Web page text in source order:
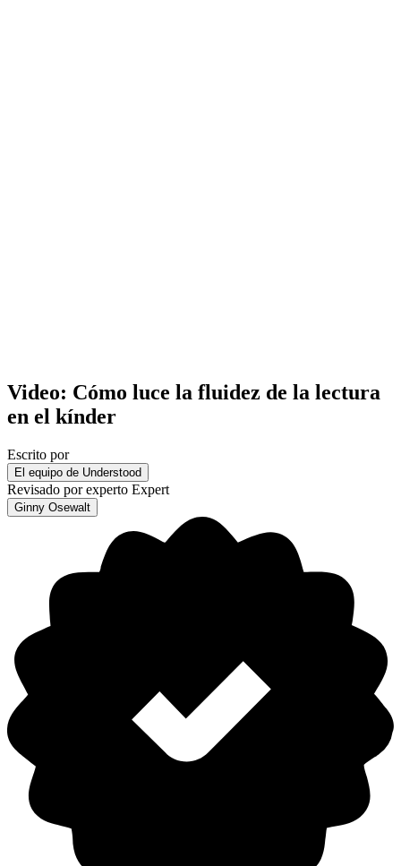
Video: Cómo luce la fluidez de la lectura
en el kínder
Escrito por
El equipo de Understood
Revisado por experto Expert
Ginny Osewalt